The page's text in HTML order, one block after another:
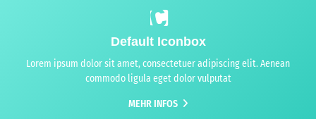
Default Iconbox
Lorem ipsum dolor sit amet, consectetuer adipiscing elit. Aenean
commodo ligula eget dolor vulputat
MEHR INFOS